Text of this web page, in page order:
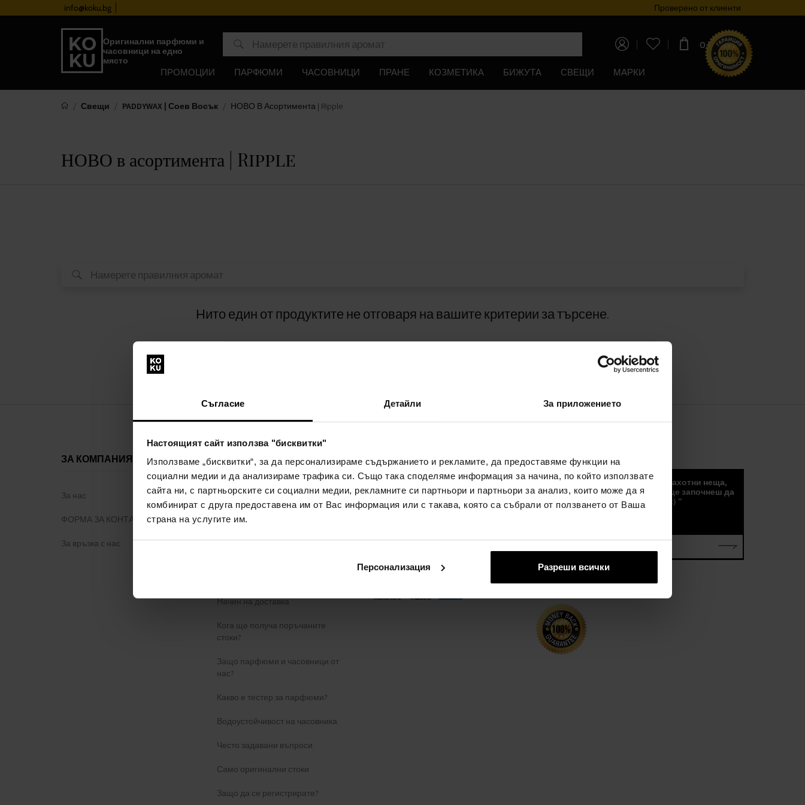
Съгласие Детайли За приложението
Настоящият сайт използва "бисквитки"
Използваме „бисквитки“, за да персонализираме съдържанието и рекламите, да предоставяме функции на
социални медии и да анализираме трафика си. Също така споделяме информация за начина, по който използвате
сайта ни, с партньорските си социални медии, рекламните си партньори и партньори за анализ, които може да я
комбинират с друга предоставена им от Вас информация или с такава, която са събрали от ползването от Ваша
страна на услугите им.
Персонализация Разреши всички
info@koku.bg Програма за лоялностПроверено от клиенти
Оригинални парфюми и
часовници на едно
място
0,00€ (0,00лв)
ПРОМОЦИИ ПАРФЮМИ ЧАСОВНИЦИ ПРАНЕ КОЗМЕТИКА БИЖУТА СВЕЩИ МАРКИ
Свещи PADDYWAX | Соев Восък НОВО В Асортимента | Ripple
НОВО в асортимента | Ripple
Нито един от продуктите не отговаря на вашите критерии за търсене.
ЗА КОМПАНИЯТА
За нас
ФОРМА ЗА КОНТАКТ
За връзка с нас
ВСИЧКО ЗА
ПАЗАРУВАНЕТО
Програма за лоялност
Начин на доставка
Кога ще получа поръчаните
стоки?
Защо парфюми и часовници от
нас?
Какво е тестер за парфюми?
Водоустойчивост на часовника
Често задавани въпроси
Само оригинални стоки
Защо да се регистрирате?
НАЧИНИ НА ПЛАЩАНЕ
Плащане с наложен платеж
СЪОБЩЕНИЯ
„Новини, тенденции и други страхотни неща,
които можете да получите, ако ще започнеш да
получаавте нашите съобщения :) "